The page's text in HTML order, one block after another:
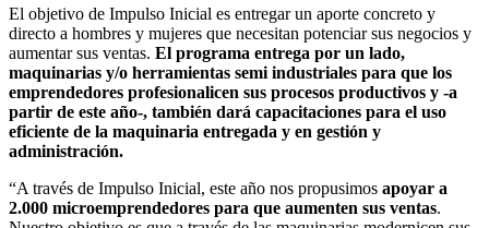
El objetivo de Impulso Inicial es entregar un aporte concreto y
directo a hombres y mujeres que necesitan potenciar sus negocios y
aumentar sus ventas. El programa entrega por un lado,
maquinarias y/o herramientas semi industriales para que los
emprendedores profesionalicen sus procesos productivos y -a
partir de este año-, también dará capacitaciones para el uso
eficiente de la maquinaria entregada y en gestión y
administración.
“A través de Impulso Inicial, este año nos propusimos apoyar a
2.000 microemprendedores para que aumenten sus ventas.